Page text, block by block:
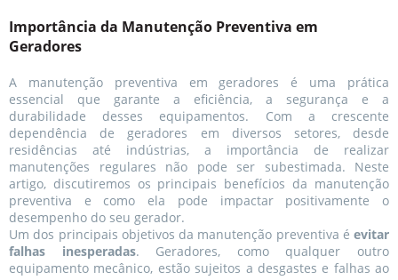
Importância da Manutenção Preventiva em
Geradores
A manutenção preventiva em geradores é uma prática
essencial que garante a eficiência, a segurança e a
durabilidade desses equipamentos. Com a crescente
dependência de geradores em diversos setores, desde
residências até indústrias, a importância de realizar
manutenções regulares não pode ser subestimada. Neste
artigo, discutiremos os principais benefícios da manutenção
preventiva e como ela pode impactar positivamente o
desempenho do seu gerador.
Um dos principais objetivos da manutenção preventiva é evitar
falhas inesperadas. Geradores, como qualquer outro
equipamento mecânico, estão sujeitos a desgastes e falhas ao